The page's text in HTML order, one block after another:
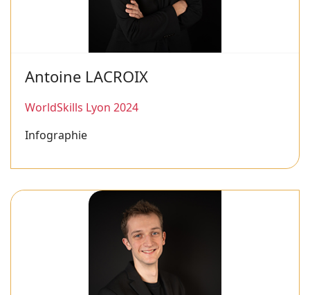
Antoine LACROIX
WorldSkills Lyon 2024
Infographie